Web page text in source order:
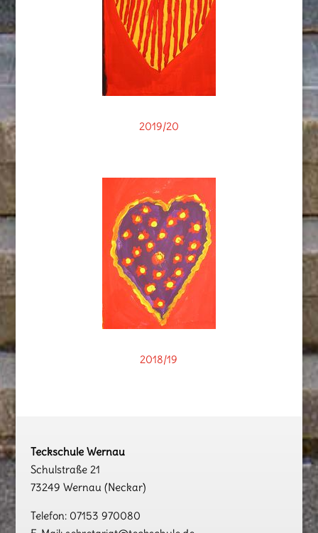
2019/20
2018/19
Teckschule Wernau
Schulstraße 21
73249 Wernau (Neckar)
Telefon: 07153 970080